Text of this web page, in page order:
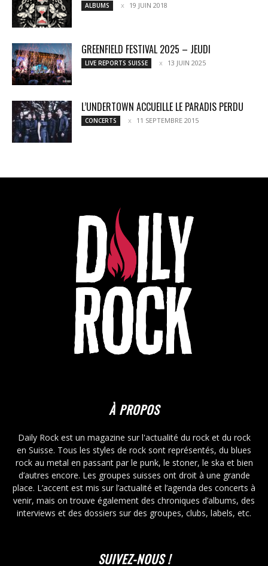
ALBUMS 19 JUIN 2018
GREENFIELD FESTIVAL 2025 – JEUDI
LIVE REPORTS SUISSE 13 JUIN 2025
L’UNDERTOWN ACCUEILLE LE PARADIS PERDU
CONCERTS 11 SEPTEMBRE 2015
À PROPOS
Daily Rock est un magazine sur l'actualité du rock et du rock
en Suisse. Tous les styles de rock sont représentés, du blues
rock au metal en passant par le punk, le stoner, le ska et bien
d’autres encore. Les groupes suisses ont droit à une grande
place. L’accent est mis sur l’actualité et l’agenda des concerts à
venir, mais on trouve également des chroniques d’albums, des
interviews et des dossiers sur des groupes, clubs, labels, etc.
SUIVEZ-NOUS !